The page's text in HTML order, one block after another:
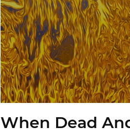
When Dead